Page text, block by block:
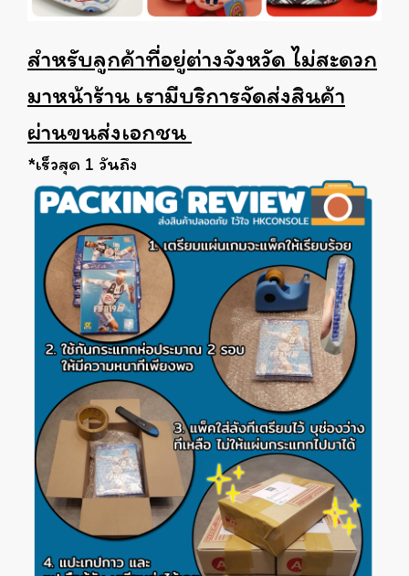
สำหรับลูกค้าที่อยู่ต่างจังหวัด ไม่สะดวก
มาหน้าร้าน เรามีบริการจัดส่งสินค้า
ผ่านขนส่งเอกชน
*เร็วสุด 1 วันถึง